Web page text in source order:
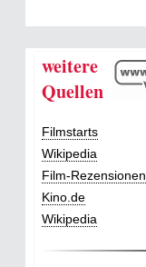
weitere
Quellen
Filmstarts
Wikipedia
Film-Rezensionen
Kino.de
Wikipedia